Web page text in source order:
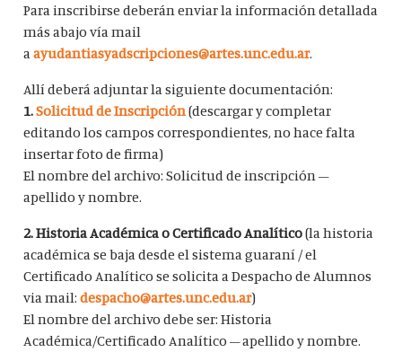
Para inscribirse deberán enviar la información detallada
más abajo vía mail
aayudantiasyadscripciones@artes.unc.edu.ar.
Allí deberá adjuntar la siguiente documentación:
1.Solicitud de Inscripción(descargar y completar
editando los campos correspondientes, no hace falta
insertar foto de firma)
El nombre del archivo: Solicitud de inscripción –
apellido y nombre.
2.Historia Académica o Certificado Analítico(la historia
académica se baja desde el sistema guaraní / el
Certificado Analítico se solicita a Despacho de Alumnos
via mail:despacho@artes.unc.edu.ar)
El nombre del archivo debe ser: Historia
Académica/Certificado Analítico – apellido y nombre.